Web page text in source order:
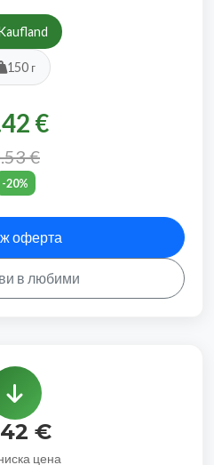
150 г
€
€
-20%
оферта
в любими
€
цена